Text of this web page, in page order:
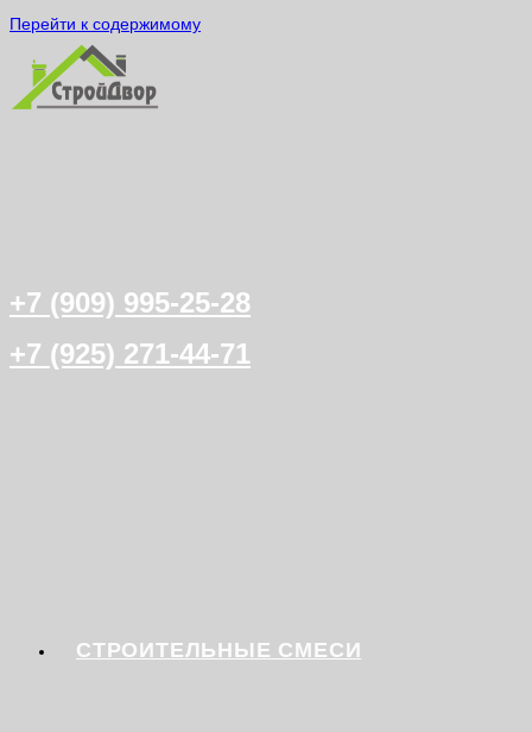
Перейти к содержимому
+7 (909) 995-25-28
+7 (925) 271-44-71
СТРОИТЕЛЬНЫЕ СМЕСИ